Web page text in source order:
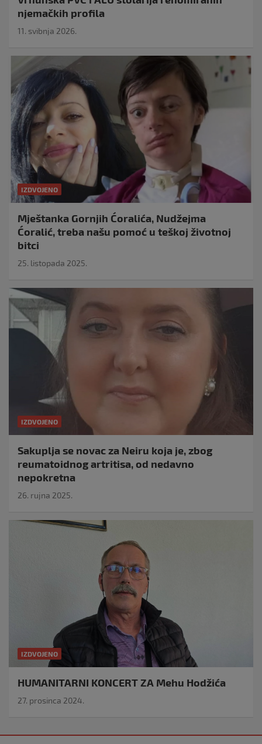
njemačkih profila
11. svibnja 2026.
IZDVOJENO
Mještanka Gornjih Ćoralića, Nudžejma
Ćoralić, treba našu pomoć u teškoj životnoj
bitci
25. listopada 2025.
IZDVOJENO
Sakuplja se novac za Neiru koja je, zbog
reumatoidnog artritisa, od nedavno
nepokretna
26. rujna 2025.
IZDVOJENO
HUMANITARNI KONCERT ZA Mehu Hodžića
27. prosinca 2024.